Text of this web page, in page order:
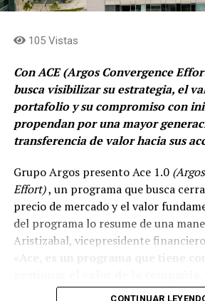
105 Vistas
Con ACE (Argos Convergence
busca visibilizar su estrategia, el
portafolio y su compromiso con
propendan por una mayor
transferencia de valor hacia sus
Grupo Argos presento Ace 1.0
Effort), un programa que busca
precio de mercado y el valor
del programa lo resume de una
Aristizabal, vicepresidente
la brecha que existe entre el
CONTINUAR